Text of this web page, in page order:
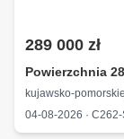
289 000 zł
Powierzchnia
kujawsko-
04-08-2026 ·